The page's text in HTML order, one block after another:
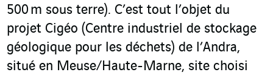
500 m sous terre). C’est tout l’objet du
projet Cigéo (Centre industriel de stockage
géologique pour les déchets) de l’Andra,
situé en Meuse/Haute-Marne, site choisi